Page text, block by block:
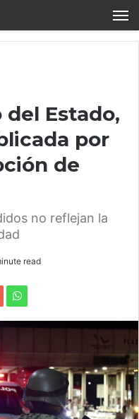
Estado,
por
de
no reflejan la
read